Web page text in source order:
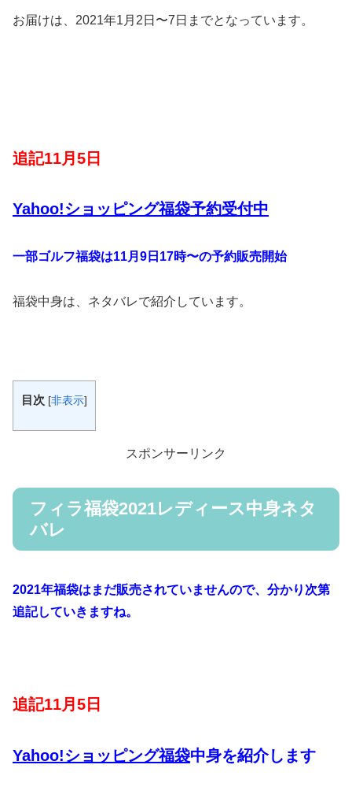
お届けは、2021年1月2日〜7日までとなっています。
追記11月5日
Yahoo!ショッピング福袋予約受付中
一部ゴルフ福袋は11月9日17時〜の予約販売開始
福袋中身は、ネタバレで紹介しています。
目次 [非表示]
スポンサーリンク
フィラ福袋2021レディース中身ネタ
バレ
2021年福袋はまだ販売されていませんので、分かり次第
追記していきますね。
追記11月5日
Yahoo!ショッピング福袋中身を紹介します